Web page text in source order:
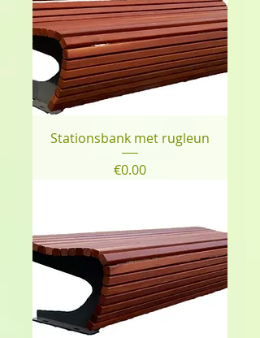
Stationsbank met rugleun
Price
€0.00